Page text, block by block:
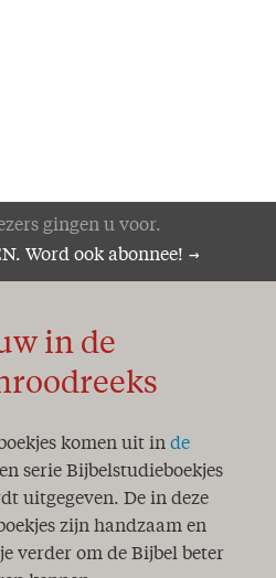
zijn
gingen u voor.
Word ook abonnee!
in de
komen uit in de
serie Bijbelstudieboekjes
uitgegeven. De in deze
zijn handzaam en
verder om de Bijbel beter